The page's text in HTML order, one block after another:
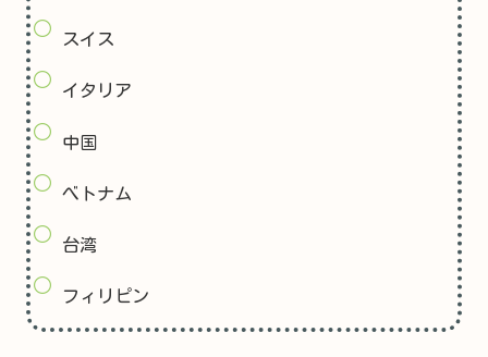
スイス
イタリア
中国
べトナム
台湾
フィリピン